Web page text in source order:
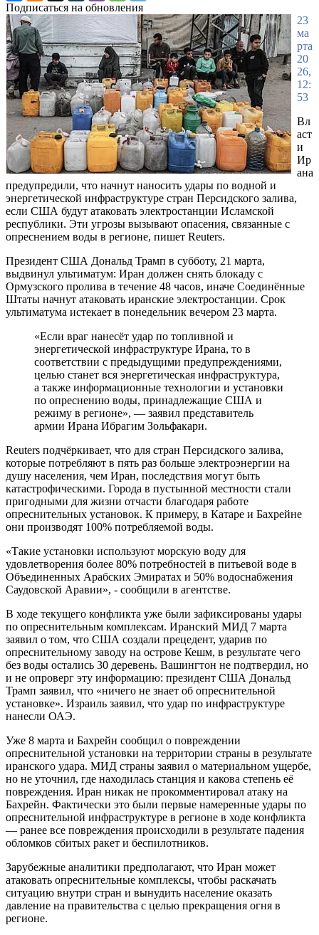
Подписаться на обновления
23
ма
рта
20
26,
12:
53
Вл
аст
и
Ир
ана
предупредили, что начнут наносить удары по водной и
энергетической инфраструктуре стран Персидского залива,
если США будут атаковать электростанции Исламской
республики. Эти угрозы вызывают опасения, связанные с
опреснением воды в регионе, пишет Reuters.
Президент США Дональд Трамп в субботу, 21 марта,
выдвинул ультиматум: Иран должен снять блокаду с
Ормузского пролива в течение 48 часов, иначе Соединённые
Штаты начнут атаковать иранские электростанции. Срок
ультиматума истекает в понедельник вечером 23 марта.
«Если враг нанесёт удар по топливной и
энергетической инфраструктуре Ирана, то в
соответствии с предыдущими предупреждениями,
целью станет вся энергетическая инфраструктура,
а также информационные технологии и установки
по опреснению воды, принадлежащие США и
режиму в регионе», — заявил представитель
армии Ирана Ибрагим Зольфакари.
Reuters подчёркивает, что для стран Персидского залива,
которые потребляют в пять раз больше электроэнергии на
душу населения, чем Иран, последствия могут быть
катастрофическими. Города в пустынной местности стали
пригодными для жизни отчасти благодаря работе
опреснительных установок. К примеру, в Катаре и Бахрейне
они производят 100% потребляемой воды.
«Такие установки используют морскую воду для
удовлетворения более 80% потребностей в питьевой воде в
Объединенных Арабских Эмиратах и ​​50% водоснабжения
Саудовской Аравии», - сообщили в агентстве.
В ходе текущего конфликта уже были зафиксированы удары
по опреснительным комплексам. Иранский МИД 7 марта
заявил о том, что США создали прецедент, ударив по
опреснительному заводу на острове Кешм, в результате чего
без воды остались 30 деревень. Вашингтон не подтвердил, но
и не опроверг эту информацию: президент США Дональд
Трамп заявил, что «ничего не знает об опреснительной
установке». Израиль заявил, что удар по инфраструктуре
нанесли ОАЭ.
Уже 8 марта и Бахрейн сообщил о повреждении
опреснительной установки на территории страны в результате
иранского удара. МИД страны заявил о материальном ущербе,
но не уточнил, где находилась станция и какова степень её
повреждения. Иран никак не прокомментировал атаку на
Бахрейн. Фактически это были первые намеренные удары по
опреснительной инфраструктуре в регионе в ходе конфликта
— ранее все повреждения происходили в результате падения
обломков сбитых ракет и беспилотников.
Зарубежные аналитики предполагают, что Иран может
атаковать опреснительные комплексы, чтобы раскачать
ситуацию внутри стран и вынудить население оказать
давление на правительства с целью прекращения огня в
регионе.